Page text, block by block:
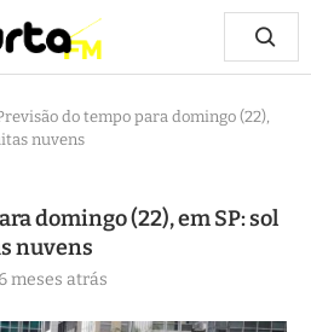
do tempo para domingo (22),
nuvens
domingo (22), em SP: sol
nuvens
6 meses atrás